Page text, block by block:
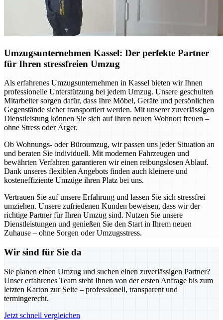
Umzugsunternehmen Kassel: Der perfekte Partner
für Ihren stressfreien Umzug
Als erfahrenes Umzugsunternehmen in Kassel bieten wir Ihnen
professionelle Unterstützung bei jedem Umzug. Unsere geschulten
Mitarbeiter sorgen dafür, dass Ihre Möbel, Geräte und persönlichen
Gegenstände sicher transportiert werden. Mit unserer zuverlässigen
Dienstleistung können Sie sich auf Ihren neuen Wohnort freuen –
ohne Stress oder Ärger.
Ob Wohnungs- oder Büroumzug, wir passen uns jeder Situation an
und beraten Sie individuell. Mit modernen Fahrzeugen und
bewährten Verfahren garantieren wir einen reibungslosen Ablauf.
Dank unseres flexiblen Angebots finden auch kleinere und
kosteneffiziente Umzüge ihren Platz bei uns.
Vertrauen Sie auf unsere Erfahrung und lassen Sie sich stressfrei
umziehen. Unsere zufriedenen Kunden beweisen, dass wir der
richtige Partner für Ihren Umzug sind. Nutzen Sie unsere
Dienstleistungen und genießen Sie den Start in Ihrem neuen
Zuhause – ohne Sorgen oder Umzugsstress.
Wir sind für Sie da
Sie planen einen Umzug und suchen einen zuverlässigen Partner?
Unser erfahrenes Team steht Ihnen von der ersten Anfrage bis zum
letzten Karton zur Seite – professionell, transparent und
termingerecht.
Jetzt schnell vergleichen